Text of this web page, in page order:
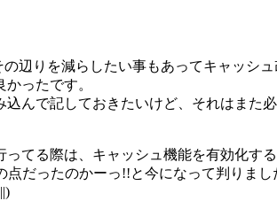
辺りを減らしたい事もあってキャッシュ
ったです。
んで記しておきたいけど、それはまた
てる際は、キャッシュ機能を有効化す
だったのかーっ!!と今になって判りまし